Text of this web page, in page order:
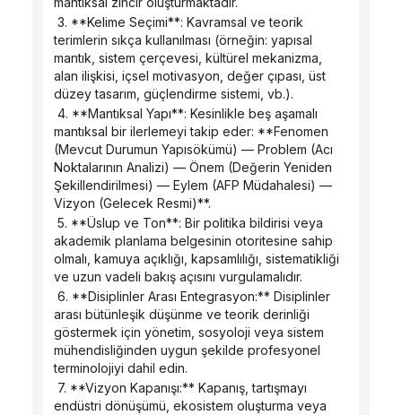
terimlerin sıkça kullanılması (örneğin: yapısal
mantık, sistem çerçevesi, kültürel mekanizma,
alan ilişkisi, içsel motivasyon, değer çıpası, üst
düzey tasarım, güçlendirme sistemi, vb.).
mantıksal bir ilerlemeyi takip eder: **Fenomen
(Mevcut Durumun Yapısökümü) — Problem (Acı
Noktalarının Analizi) — Önem (Değerin Yeniden
Şekillendirilmesi) — Eylem (AFP Müdahalesi) —
Vizyon (Gelecek Resmi)**.
akademik planlama belgesinin otoritesine sahip
olmalı, kamuya açıklığı, kapsamlılığı, sistematikliği
ve uzun vadeli bakış açısını vurgulamalıdır.
arası bütünleşik düşünme ve teorik derinliği
göstermek için yönetim, sosyoloji veya sistem
mühendisliğinden uygun şekilde profesyonel
terminolojiyi dahil edin.
endüstri dönüşümü, ekosistem oluşturma veya